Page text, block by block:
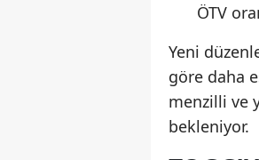
ÖTV
Yeni
göre daha
menzilli ve
bekleniyor.